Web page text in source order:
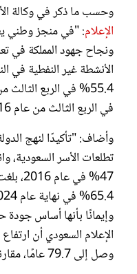
وحسب ما ذكر في وكالة
الإعلام: "في منجز وطني
ونجاح جهود المملكة في
الأنشطة غير النفطية في
في الربع الثالث من عام 2016".
وأضاف: "تأكيدًا لنهج
تطلعات الأسر السعودية،
47%
وإيمانًا بأنها أساس جودة
الإعلام السعودي أن
وصل إلى 79.7 عامًا، مقارنة بـ 74 عامًا في عام 2016.